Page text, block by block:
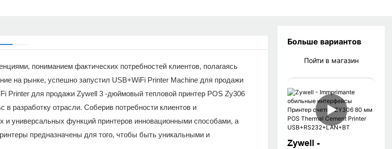
Больше вариантов
Пойти в магазин
Zywell -
пониманием фактических потребностей клиентов, полагаясь
на рынке, успешно запустил USB+WiFi Printer Machine для продажи
Printer для продажи Zywell 3 -дюймовый тепловой принтер POS Zy306
разработку отрасли. Соберив потребности клиентов и
и универсальных функций принтеров инновационными способами, а
предназначены для того, чтобы быть уникальными и